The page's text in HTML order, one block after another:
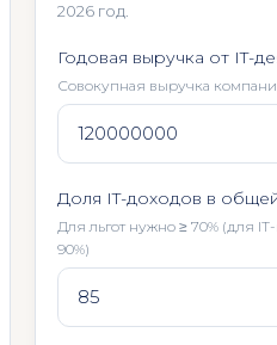
2026 год.
Годовая выручка от IT-
Совокупная выручка
Доля IT-доходов в
Для льгот нужно ≥ 70% (для
90%)